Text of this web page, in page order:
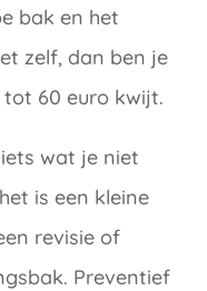
bak en het
zelf, dan ben je
tot 60 euro kwijt.
wat je niet
is een kleine
revisie of
Preventief